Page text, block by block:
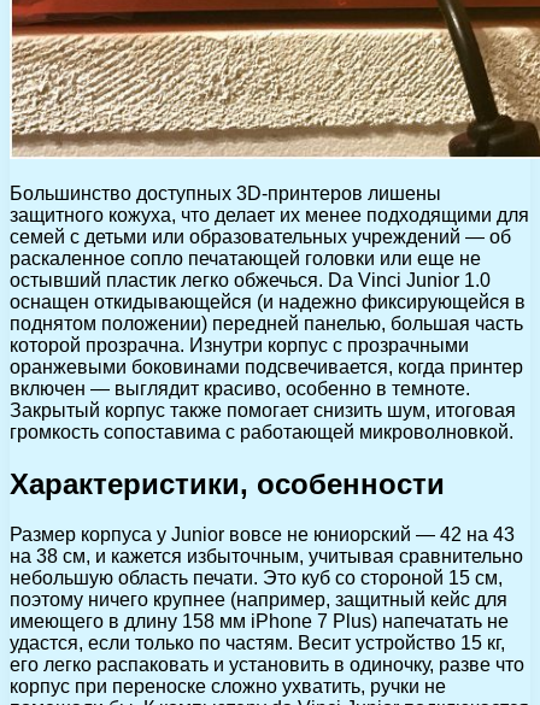
Большинство доступных 3D-принтеров лишены
защитного кожуха, что делает их менее подходящими для
семей с детьми или образовательных учреждений — об
раскаленное сопло печатающей головки или еще не
остывший пластик легко обжечься. Da Vinci Junior 1.0
оснащен откидывающейся (и надежно фиксирующейся в
поднятом положении) передней панелью, большая часть
которой прозрачна. Изнутри корпус с прозрачными
оранжевыми боковинами подсвечивается, когда принтер
включен — выглядит красиво, особенно в темноте.
Закрытый корпус также помогает снизить шум, итоговая
громкость сопоставима с работающей микроволновкой.
Характеристики, особенности
Размер корпуса у Junior вовсе не юниорский — 42 на 43
на 38 см, и кажется избыточным, учитывая сравнительно
небольшую область печати. Это куб со стороной 15 см,
поэтому ничего крупнее (например, защитный кейс для
имеющего в длину 158 мм iPhone 7 Plus) напечатать не
удастся, если только по частям. Весит устройство 15 кг,
его легко распаковать и установить в одиночку, разве что
корпус при переноске сложно ухватить, ручки не